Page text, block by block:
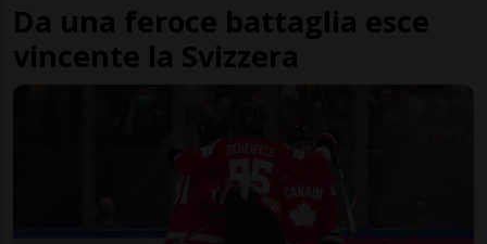
Da una feroce battaglia esce
vincente la Svizzera